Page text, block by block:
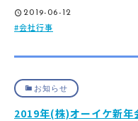
2019-06-12
会社行事
お知らせ
2019年(株)オーイケ新年